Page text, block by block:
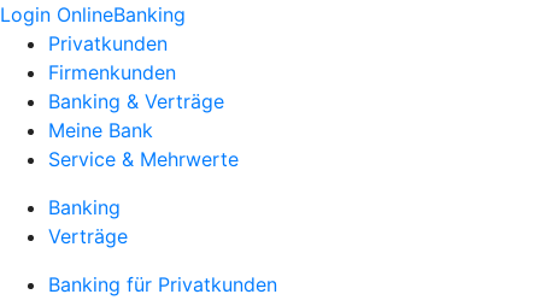
Login OnlineBanking
Privatkunden
Firmenkunden
Banking & Verträge
Meine Bank
Service & Mehrwerte
Banking
Verträge
Banking für Privatkunden